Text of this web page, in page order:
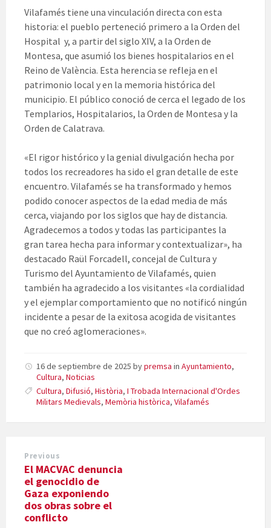
Vilafamés tiene una vinculación directa con esta
historia: el pueblo perteneció primero a la Orden del
Hospital y, a partir del siglo XIV, a la Orden de
Montesa, que asumió los bienes hospitalarios en el
Reino de València. Esta herencia se refleja en el
patrimonio local y en la memoria histórica del
municipio. El público conoció de cerca el legado de los
Templarios, Hospitalarios, la Orden de Montesa y la
Orden de Calatrava.
«El rigor histórico y la genial divulgación hecha por
todos los recreadores ha sido el gran detalle de este
encuentro. Vilafamés se ha transformado y hemos
podido conocer aspectos de la edad media de más
cerca, viajando por los siglos que hay de distancia.
Agradecemos a todos y todas las participantes la
gran tarea hecha para informar y contextualizar», ha
destacado Raül Forcadell, concejal de Cultura y
Turismo del Ayuntamiento de Vilafamés, quien
también ha agradecido a los visitantes «la cordialidad
y el ejemplar comportamiento que no notificó ningún
incidente a pesar de la exitosa acogida de visitantes
que no creó aglomeraciones».
16 de septiembre de 2025 bypremsa in Ayuntamiento,
Cultura, Noticias
Cultura, Difusió, Història, I Trobada Internacional d'Ordes
Militars Medievals, Memòria històrica, Vilafamés
Previous
El MACVAC denuncia
el genocidio de
Gaza exponiendo
dos obras sobre el
conflicto